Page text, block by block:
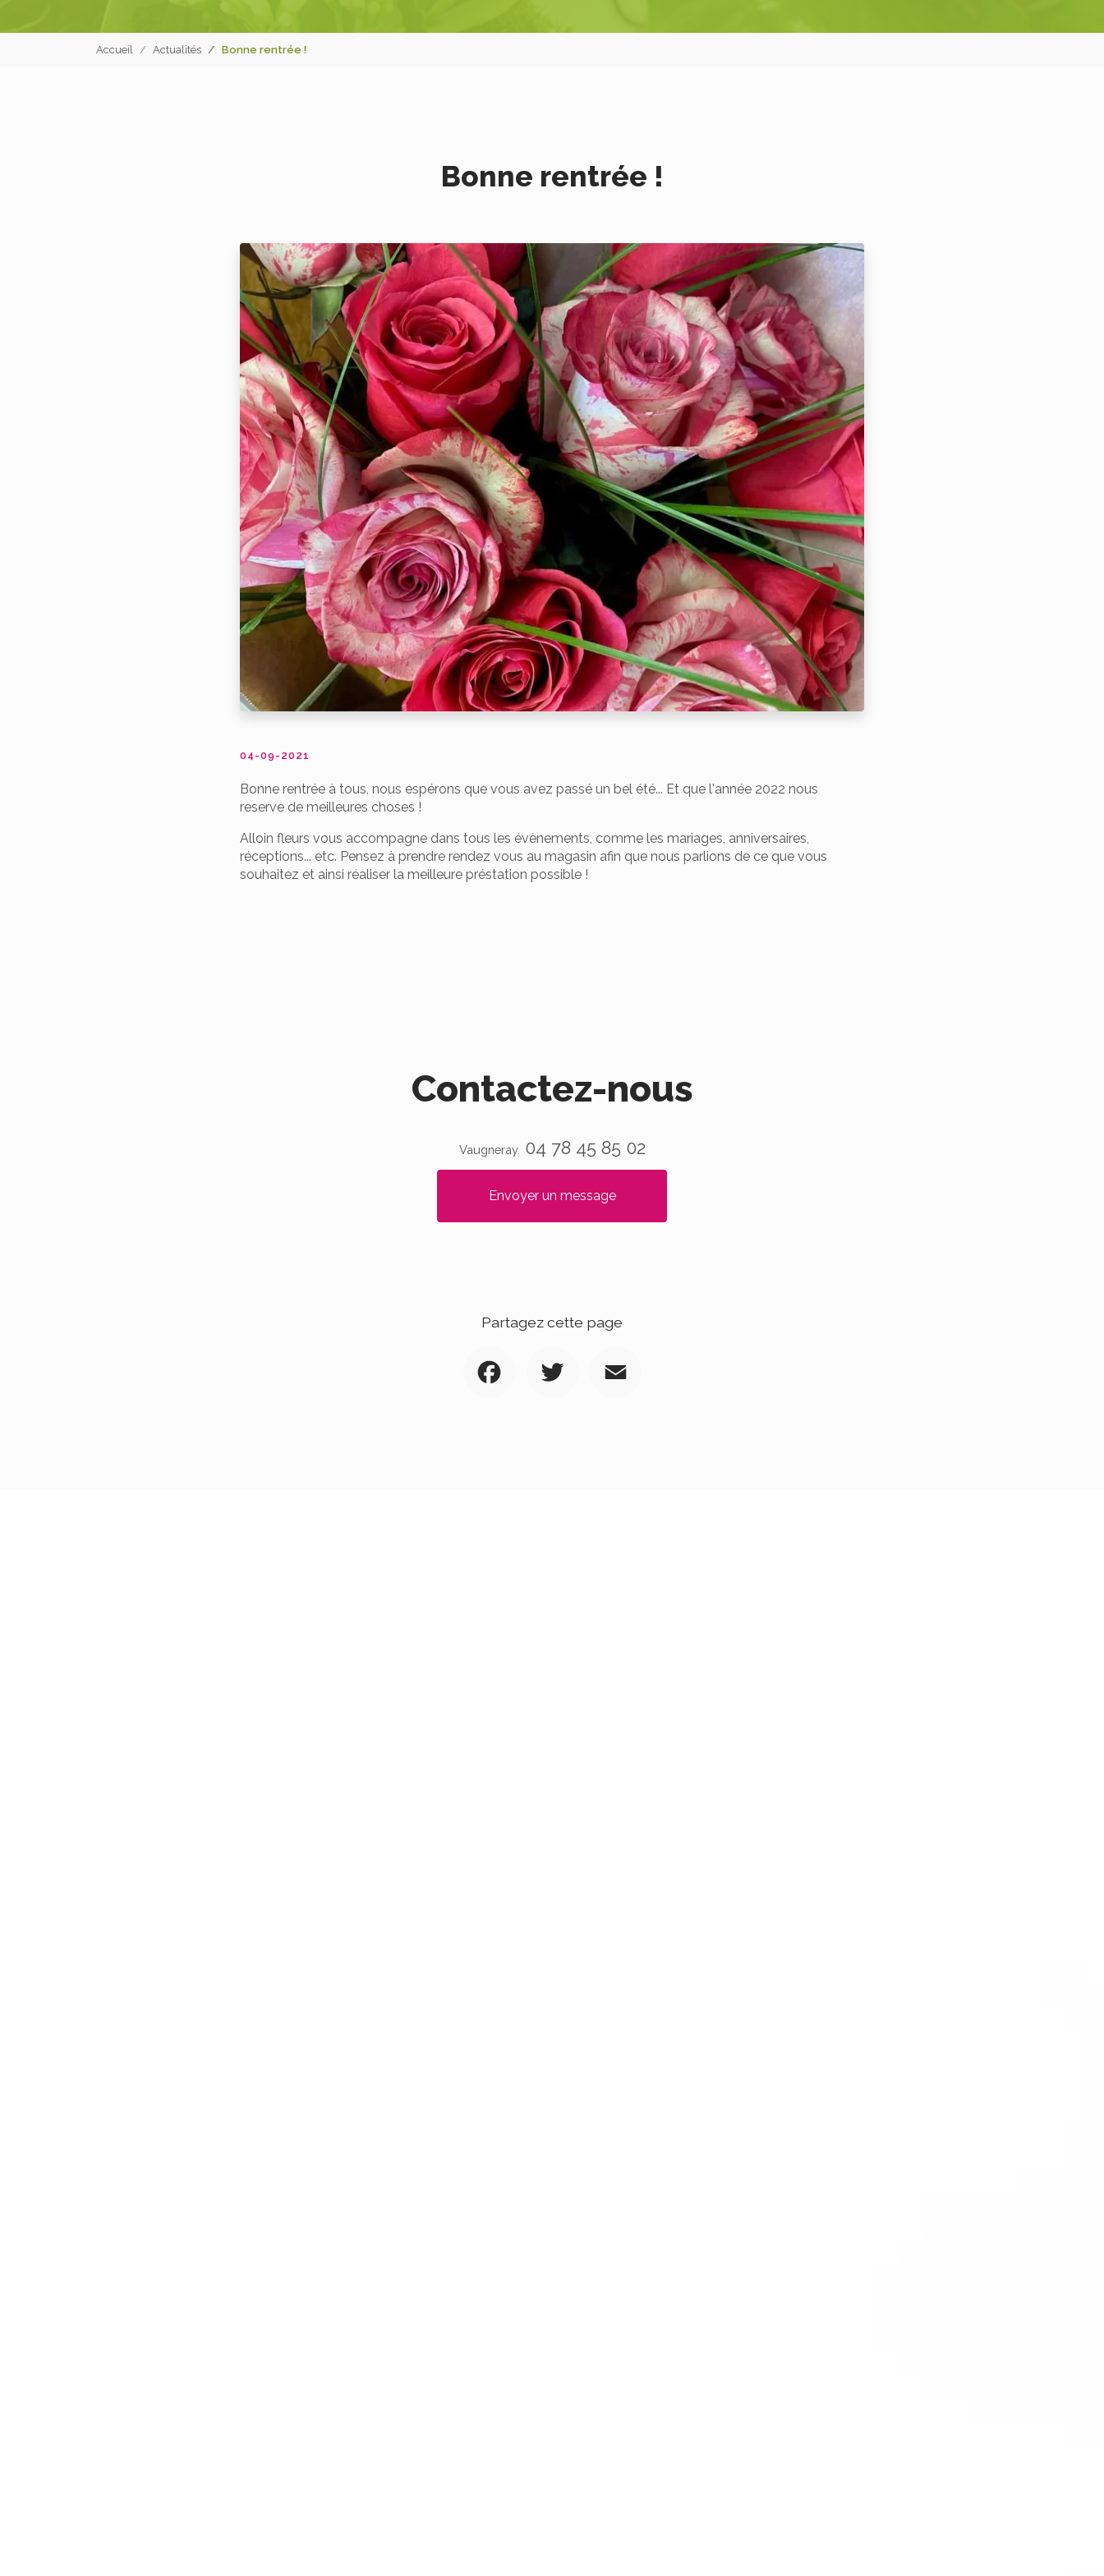
Accueil Actualités Bonne rentrée !
Bonne rentrée !
04-09-2021
Bonne rentrée à tous, nous espérons que vous avez passé un bel été... Et que l'année 2022 nous
reserve de meilleures choses !
Alloin fleurs vous accompagne dans tous les évènements, comme les mariages, anniversaires,
réceptions... etc. Pensez à prendre rendez vous au magasin afin que nous parlions de ce que vous
souhaitez et ainsi réaliser la meilleure préstation possible !
Contactez-nous
Vaugneray. 04 78 45 85 02
Envoyer un message
Partagez cette page